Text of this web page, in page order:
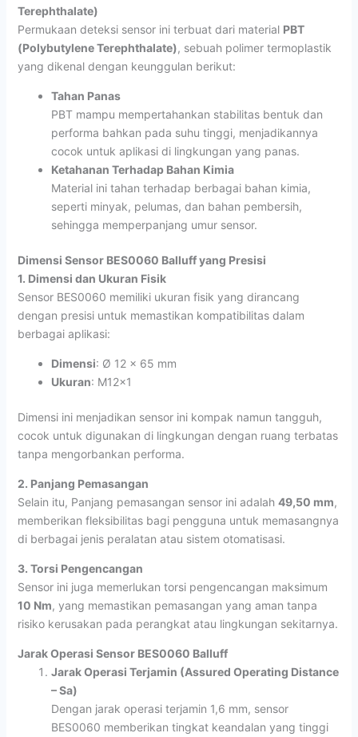
Terephthalate)
Permukaan deteksi sensor ini terbuat dari material PBT
(Polybutylene Terephthalate), sebuah polimer termoplastik
yang dikenal dengan keunggulan berikut:
Tahan Panas
PBT mampu mempertahankan stabilitas bentuk dan
performa bahkan pada suhu tinggi, menjadikannya
cocok untuk aplikasi di lingkungan yang panas.
Ketahanan Terhadap Bahan Kimia
Material ini tahan terhadap berbagai bahan kimia,
seperti minyak, pelumas, dan bahan pembersih,
sehingga memperpanjang umur sensor.
Dimensi Sensor BES0060 Balluff yang Presisi
1. Dimensi dan Ukuran Fisik
Sensor BES0060 memiliki ukuran fisik yang dirancang
dengan presisi untuk memastikan kompatibilitas dalam
berbagai aplikasi:
Dimensi: Ø 12 x 65 mm
Ukuran: M12x1
Dimensi ini menjadikan sensor ini kompak namun tangguh,
cocok untuk digunakan di lingkungan dengan ruang terbatas
tanpa mengorbankan performa.
2. Panjang Pemasangan
Selain itu, Panjang pemasangan sensor ini adalah 49,50 mm,
memberikan fleksibilitas bagi pengguna untuk memasangnya
di berbagai jenis peralatan atau sistem otomatisasi.
3. Torsi Pengencangan
Sensor ini juga memerlukan torsi pengencangan maksimum
10 Nm, yang memastikan pemasangan yang aman tanpa
risiko kerusakan pada perangkat atau lingkungan sekitarnya.
Jarak Operasi Sensor BES0060 Balluff
Jarak Operasi Terjamin (Assured Operating Distance
– Sa)
Dengan jarak operasi terjamin 1,6 mm, sensor
BES0060 memberikan tingkat keandalan yang tinggi